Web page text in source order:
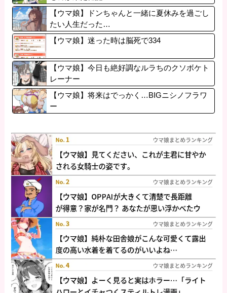
【ウマ娘】ドンちゃんと一緒に夏休みを過ごし
たい人生だった…
【ウマ娘】迷った時は脳死で334
【ウマ娘】今日も絶好調なルラちのクソボケト
レーナー
【ウマ娘】将来はでっかく…BIGニシノフラワ
ー